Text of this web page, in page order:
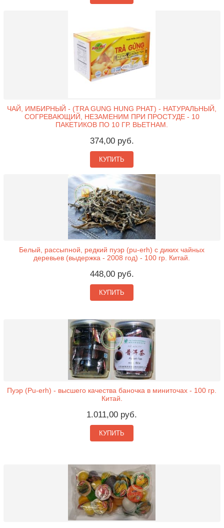
ЧАЙ, ИМБИРНЫЙ - (TRA GUNG HUNG PHAT) - НАТУРАЛЬНЫЙ,
СОГРЕВАЮЩИЙ, НЕЗАМЕНИМ ПРИ ПРОСТУДЕ - 10
ПАКЕТИКОВ ПО 10 ГР. ВЬЕТНАМ.
374,00 руб.
КУПИТЬ
Белый, рассыпной, редкий пуэр (pu-erh) с диких чайных
деревьев (выдержка - 2008 год) - 100 гр. Китай.
448,00 руб.
КУПИТЬ
Пуэр (Pu-erh) - высшего качества баночка в миниточах - 100 гр.
Китай.
1.011,00 руб.
КУПИТЬ